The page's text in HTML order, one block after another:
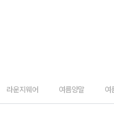
라운지웨어 여름양말 여